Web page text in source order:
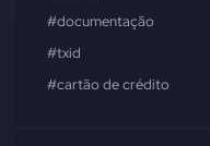
#documentação
#txid
#cartão de crédito